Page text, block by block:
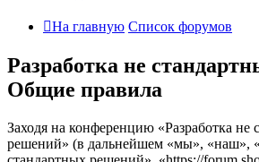
На главную Список форумов
Разработка не
Общие правила
Заходя на конференцию «Разработка не
решений» (в дальнейшем «мы», «наш»,